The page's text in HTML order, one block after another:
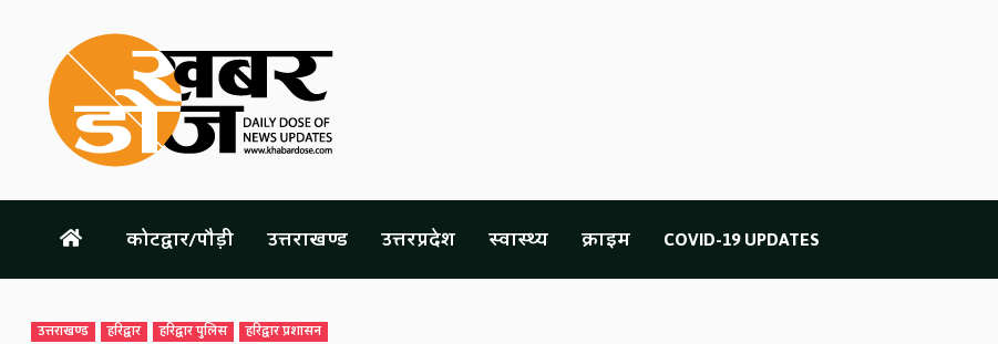
content
कोटद्वार/पौड़ी उत्तराखण्ड उत्तरप्रदेश स्वास्थ्य क्राइम COVID-19 UPDATES
उत्तराखण्ड हरिद्वार हरिद्वार पुलिस हरिद्वार प्रशासन